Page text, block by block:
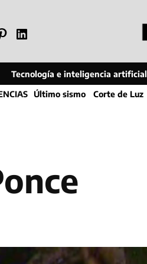
Linkedin
Tecnología e inteligencia artificial
Último sismo Corte de Luz